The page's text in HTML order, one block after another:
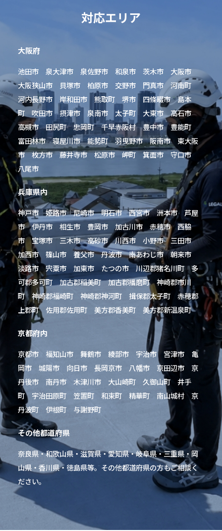
対応エリア
大阪府
池田市 泉大津市 泉佐野市 和泉市 茨木市 大阪市
大阪狭山市 貝塚市 柏原市 交野市 門真市 河南町
河内長野市 岸和田市 熊取町 堺市 四條畷市 島本
町 吹田市 摂津市 泉南市 太子町 大東市 高石市
高槻市 田尻町 忠岡町 千早赤阪村 豊中市 豊能町
富田林市 寝屋川市 能勢町 羽曳野市 阪南市 東大阪
市 枚方市 藤井寺市 松原市 岬町 箕面市 守口市
八尾市
兵庫県内
神戸市 姫路市 尼崎市 明石市 西宮市 洲本市 芦屋
市 伊丹市 相生市 豊岡市 加古川市 赤穂市 西脇
市 宝塚市 三木市 高砂市 川西市 小野市 三田市
加西市 篠山市 養父市 丹波市 南あわじ市 朝来市
淡路市 宍粟市 加東市 たつの市 川辺郡猪名川町 多
可郡多可町 加古郡稲美町 加古郡播磨町 神崎郡市川
町 神崎郡福崎町 神崎郡神河町 揖保郡太子町 赤穂郡
上郡町 佐用郡佐用町 美方郡香美町 美方郡新温泉町
京都府内
京都市 福知山市 舞鶴市 綾部市 宇治市 宮津市 亀
岡市 城陽市 向日市 長岡京市 八幡市 京田辺市 京
丹後市 南丹市 木津川市 大山崎町 久御山町 井手
町 宇治田原町 笠置町 和束町 精華町 南山城村 京
丹波町 伊根町 与謝野町
その他都道府県
奈良県・和歌山県・滋賀県・愛知県・岐阜県・三重県・岡
山県・香川県・徳島県等。その他都道府県の方もご相談く
ださい。